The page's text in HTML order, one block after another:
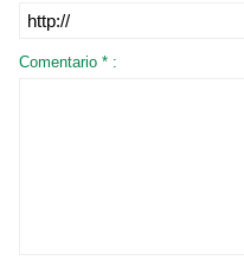
Comentario * :